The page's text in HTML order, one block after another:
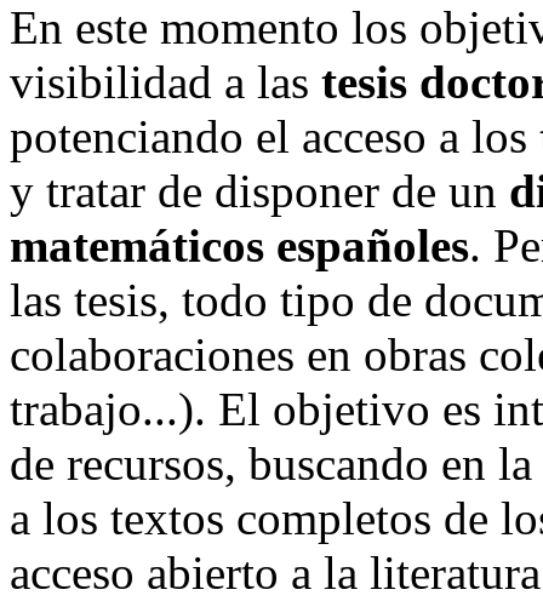
En este momento los
visibilidad a las tesis
potenciando el acceso a los
y tratar de disponer de un
matemáticos españoles.
las tesis, todo tipo de
colaboraciones en obras
trabajo...). El objetivo es
de recursos, buscando en
a los textos completos de
acceso abierto a la